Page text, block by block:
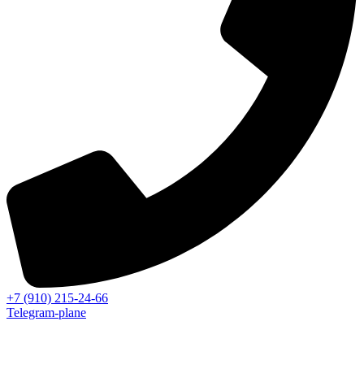
+7 (910) 215-24-66
Telegram-plane